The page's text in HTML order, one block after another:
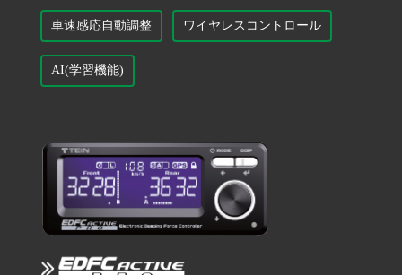
車速感応自動調整 ワイヤレスコントロール
AI(学習機能)